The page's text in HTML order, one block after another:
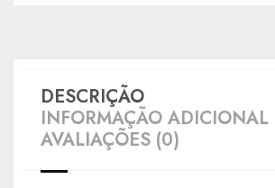
DESCRIÇÃO
INFORMAÇÃO ADICIONAL
AVALIAÇÕES (0)